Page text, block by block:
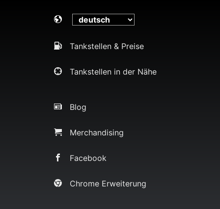
Tankstellen & Preise
Tankstellen in der Nähe
Blog
Merchandising
Facebook
Chrome Erweiterung